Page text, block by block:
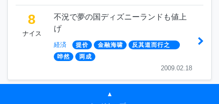
8
ナイス
不況で夢の国ディズニーランドも値上
げ
経済 提价 金融海啸
反其道而行之
哗然
两成
2009.02.18
▲